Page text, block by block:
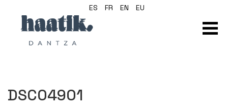
ES FR EN EU
DSC04901